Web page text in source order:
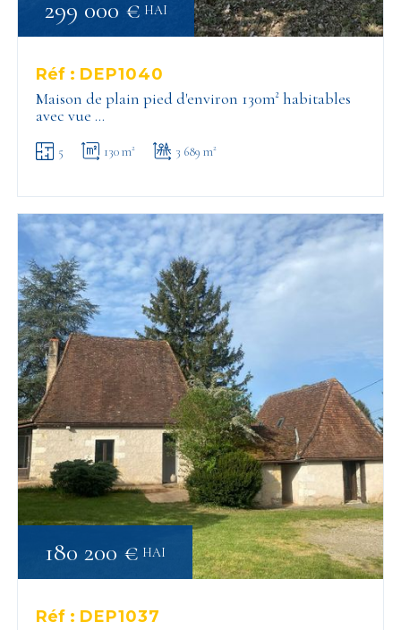
Réf : DEP1040
Maison de plain pied d'environ 130m² habitables
avec vue …
5 130 m² 3 689 m²
299 000 € HAI
Réf : DEP1037
180 200 € HAI